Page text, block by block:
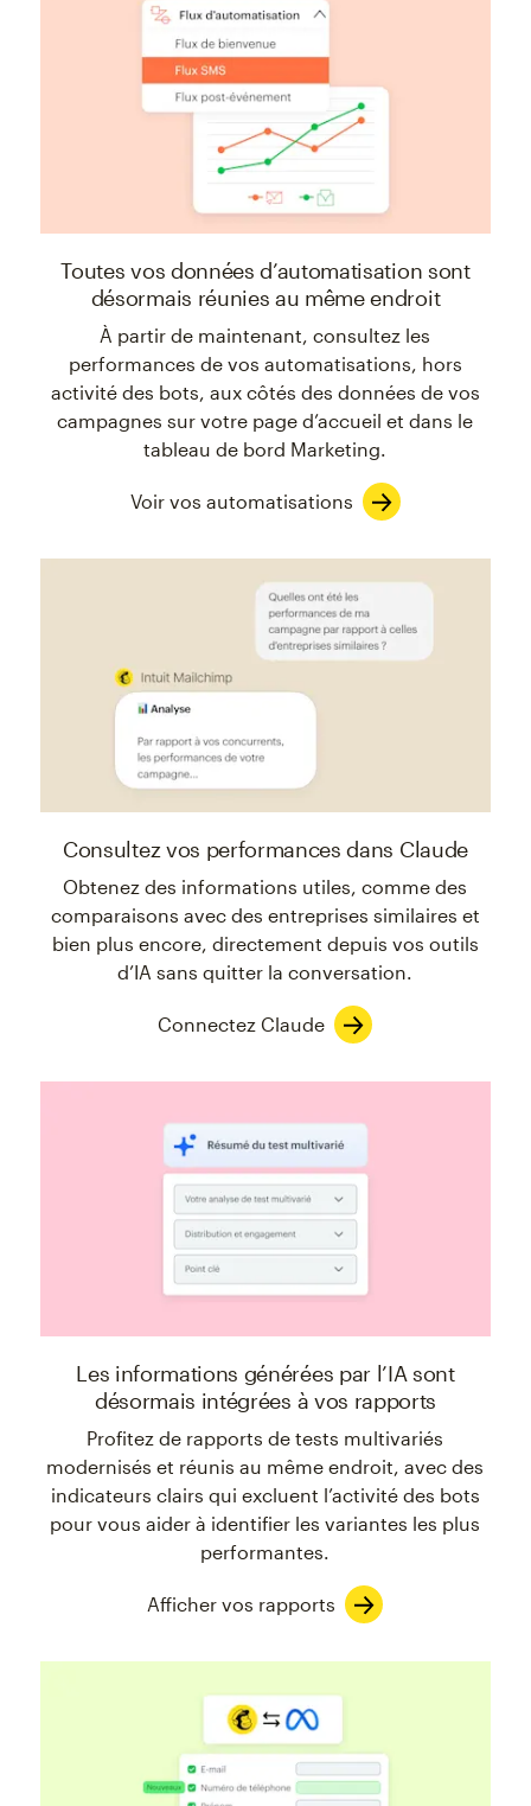
Toutes vos données d’automatisation sont
désormais réunies au même endroit
À partir de maintenant, consultez les
performances de vos automatisations, hors
activité des bots, aux côtés des données de vos
campagnes sur votre page d’accueil et dans le
tableau de bord Marketing.
Voir vos automatisations
Consultez vos performances dans Claude
Obtenez des informations utiles, comme des
comparaisons avec des entreprises similaires et
bien plus encore, directement depuis vos outils
d’IA sans quitter la conversation.
Connectez Claude
Les informations générées par l’IA sont
désormais intégrées à vos rapports
Profitez de rapports de tests multivariés
modernisés et réunis au même endroit, avec des
indicateurs clairs qui excluent l’activité des bots
pour vous aider à identifier les variantes les plus
performantes.
Afficher vos rapports